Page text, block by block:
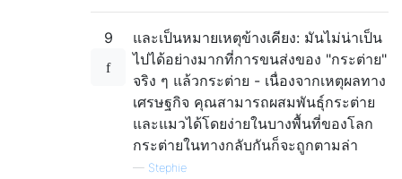
9
และเป็นหมายเหตุข้างเคียง: มันไม่น่าเป็น
ไปได้อย่างมากที่การขนส่งของ "กระต่าย"
จริง ๆ แล้วกระต่าย - เนื่องจากเหตุผลทาง
เศรษฐกิจ คุณสามารถผสมพันธุ์กระต่าย
และแมวได้โดยง่ายในบางพื้นที่ของโลก
กระต่ายในทางกลับกันก็จะถูกตามล่า
— Stephie